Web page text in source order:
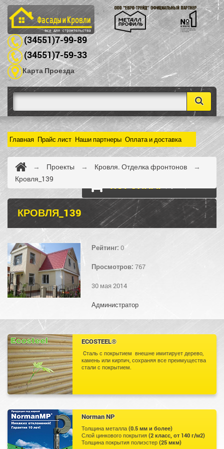
(34551)7-99-89
(34551)7-59-33
Карта Проезда
Главная Прайс лист Наши партнеры Оплата и доставка
→ Проекты → Кровля. Отделка фронтонов
→
Кровля_139
КРОВЛЯ_139
Рейтинг: 0
Просмотров: 767
30 мая 2014
Администратор
ECOSTEEL®
Cталь с покрытием внешне имитирует дерево,
камень или кирпич, сохраняя все преимущества
стали с покрытием.
Norman NP
Толщина металла (0.5 мм и более)
Слой цинкового покрытия (2 класс, от 140 г/м2)
Толщина покрытия полиэстер (25 мкм)